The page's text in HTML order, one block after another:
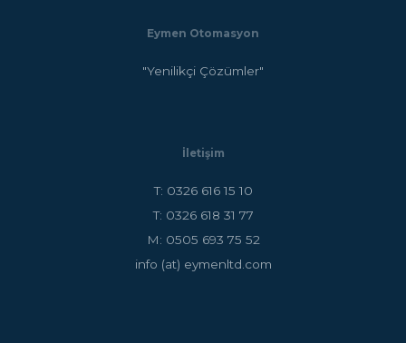
Eymen Otomasyon
"Yenilikçi Çözümler"
İletişim
T: 0326 616 15 10
T: 0326 618 31 77
M: 0505 693 75 52
info (at) eymenltd.com